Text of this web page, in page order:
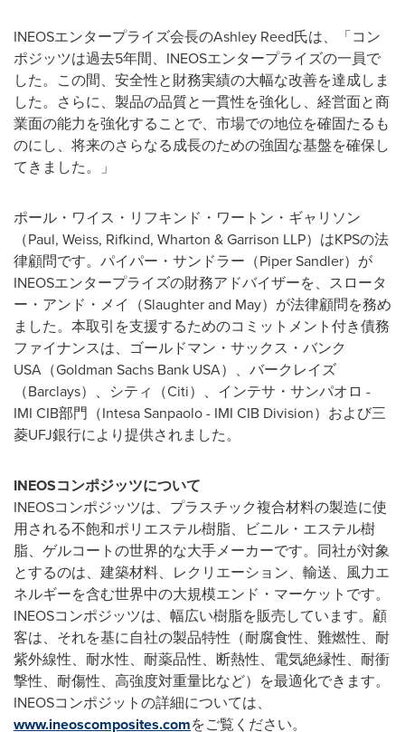
INEOSエンタープライズ会長のAshley Reed氏は、「コン
ポジッツは過去5年間、INEOSエンタープライズの一員で
した。この間、安全性と財務実績の大幅な改善を達成しま
した。さらに、製品の品質と一貫性を強化し、経営面と商
業面の能力を強化することで、市場での地位を確固たるも
のにし、将来のさらなる成長のための強固な基盤を確保し
てきました。」
ポール・ワイス・リフキンド・ワートン・ギャリソン
（Paul, Weiss, Rifkind, Wharton & Garrison LLP）はKPSの法
律顧問です。パイパー・サンドラー（Piper Sandler）が
INEOSエンタープライズの財務アドバイザーを、スロータ
ー・アンド・メイ（Slaughter and May）が法律顧問を務め
ました。本取引を支援するためのコミットメント付き債務
ファイナンスは、ゴールドマン・サックス・バンク
USA（Goldman Sachs Bank USA）、バークレイズ
（Barclays）、シティ（Citi）、インテサ・サンパオロ -
IMI CIB部門（Intesa Sanpaolo - IMI CIB Division）および三
菱UFJ銀行により提供されました。
INEOSコンポジッツについて
INEOSコンポジッツは、プラスチック複合材料の製造に使
用される不飽和ポリエステル樹脂、ビニル・エステル樹
脂、ゲルコートの世界的な大手メーカーです。同社が対象
とするのは、建築材料、レクリエーション、輸送、風力エ
ネルギーを含む世界中の大規模エンド・マーケットです。
INEOSコンポジッツは、幅広い樹脂を販売しています。顧
客は、それを基に自社の製品特性（耐腐食性、難燃性、耐
紫外線性、耐水性、耐薬品性、断熱性、電気絶縁性、耐衝
撃性、耐傷性、高強度対重量比など）を最適化できます。
INEOSコンポジットの詳細については、
www.ineoscomposites.comをご覧ください。